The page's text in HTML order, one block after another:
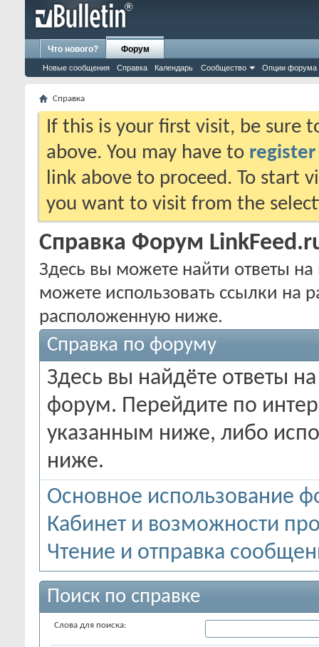
Что нового? Форум
Новые сообщения Справка Календарь Сообщество Опции форума
Справка
If this is your first visit, be sure
above. You may have to register
link above to proceed. To start
you want to visit from the
Справка Форум
Здесь вы можете найти ответы
можете использовать ссылки на
расположенную ниже.
Справка по форуму
Здесь вы найдёте ответы
форум. Перейдите по
указанным ниже, либо
ниже.
Основное использование
Кабинет и возможности
Чтение и отправка
Поиск по справке
Слова для поиска: